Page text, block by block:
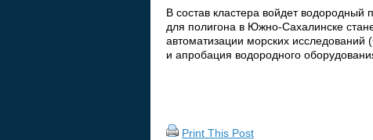
В состав кластера войдет водородный
для полигона в Южно-Сахалинске
автоматизации морских
и апробация водородного
Print This Post